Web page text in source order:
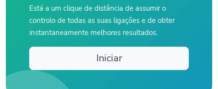
Está a um clique de distância de assumir o
controlo de todas as suas ligações e de obter
instantaneamente melhores resultados.
Iniciar